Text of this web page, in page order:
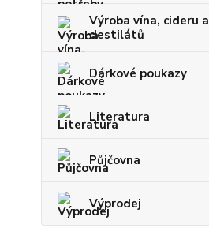
Výroba vína, cideru a
destilátů
Dárkové poukazy
Literatura
Půjčovna
Výprodej